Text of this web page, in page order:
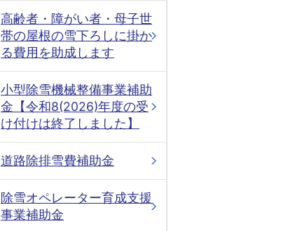
高齢者・障がい者・母子世
帯の屋根の雪下ろしに掛か
る費用を助成します
小型除雪機械整備事業補助
金【令和8(2026)年度の受
け付けは終了しました】
道路除排雪費補助金
除雪オペレーター育成支援
事業補助金